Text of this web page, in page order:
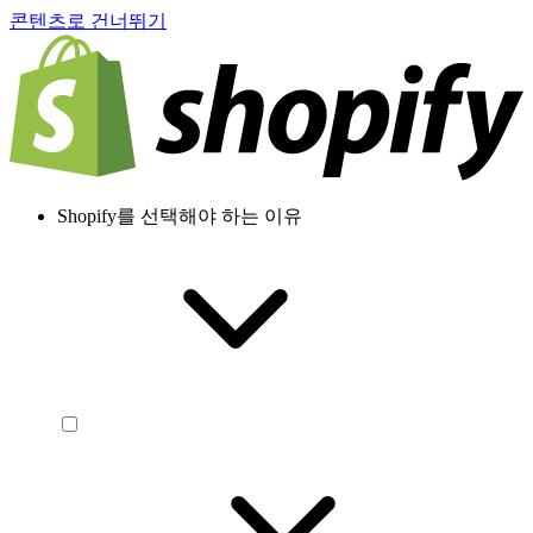
콘텐츠로 건너뛰기
Shopify를 선택해야 하는 이유